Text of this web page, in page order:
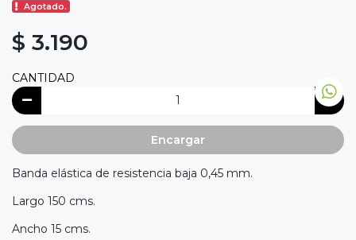
Agotado.
$ 3.190
CANTIDAD
Encargar
Banda elástica de resistencia baja 0,45 mm.
Largo 150 cms.
Ancho 15 cms.